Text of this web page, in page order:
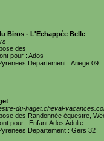
Biros - L'Echappée Belle
des
pour : Ados
Departement : Ariege 09
du-haget.cheval-
des Randonnée équestre,
pour : Enfant Ados Adulte
Departement : Gers 32